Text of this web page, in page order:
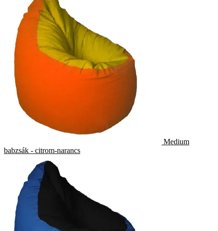
Medium
babzsák - citrom-narancs